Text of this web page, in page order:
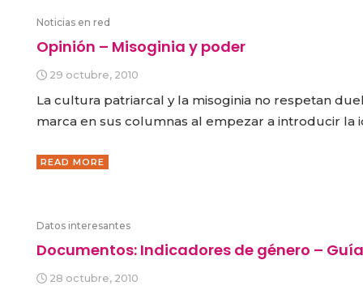
Noticias en red
Opinión – Misoginia y poder
29 octubre, 2010
La cultura patriarcal y la misoginia no respetan
marca en sus columnas al empezar a introducir
READ MORE
Datos interesantes
Documentos: Indicadores de género –
28 octubre, 2010